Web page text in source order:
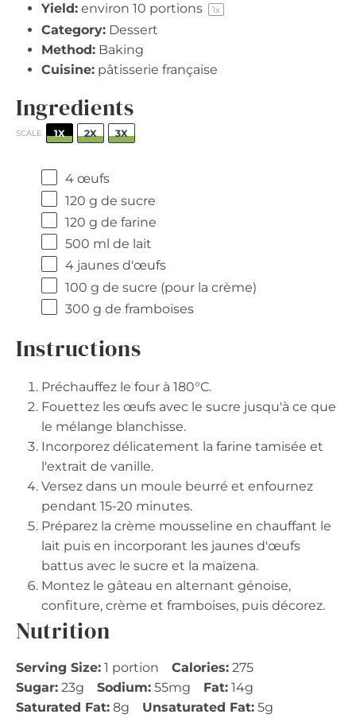
Yield: environ 10 portions 1x
Category: Dessert
Method: Baking
Cuisine: pâtisserie française
Ingredients
SCALE 1X 2X 3X
4 œufs
120 g de sucre
120 g de farine
500 ml de lait
4 jaunes d'œufs
100 g de sucre (pour la crème)
300 g de framboises
Instructions
Préchauffez le four à 180°C.
Fouettez les œufs avec le sucre jusqu'à ce que
le mélange blanchisse.
Incorporez délicatement la farine tamisée et
l'extrait de vanille.
Versez dans un moule beurré et enfournez
pendant 15-20 minutes.
Préparez la crème mousseline en chauffant le
lait puis en incorporant les jaunes d'œufs
battus avec le sucre et la maïzena.
Montez le gâteau en alternant génoise,
confiture, crème et framboises, puis décorez.
Nutrition
Serving Size: 1 portion Calories: 275
Sugar: 23g Sodium: 55mg Fat: 14g
Saturated Fat: 8g Unsaturated Fat: 5g